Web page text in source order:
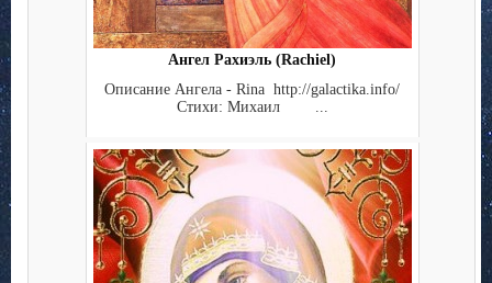
Ангел Рахиэль (Rachiel)
Описание Ангела - Rina http://galactika.info/
Стихи: Михаил ...